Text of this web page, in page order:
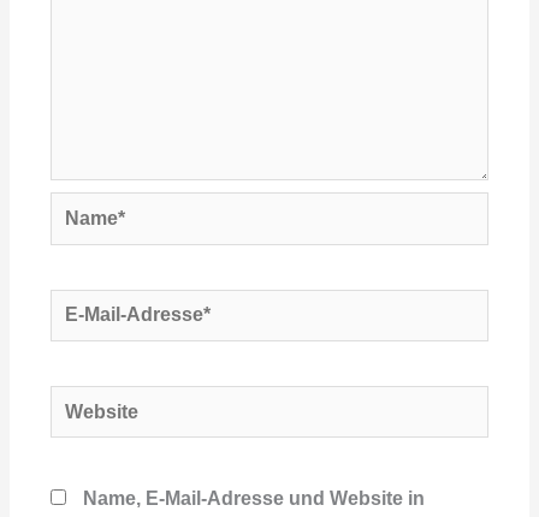
Name*
E-
Mail-
Website
Name, E-Mail-Adresse und Website in